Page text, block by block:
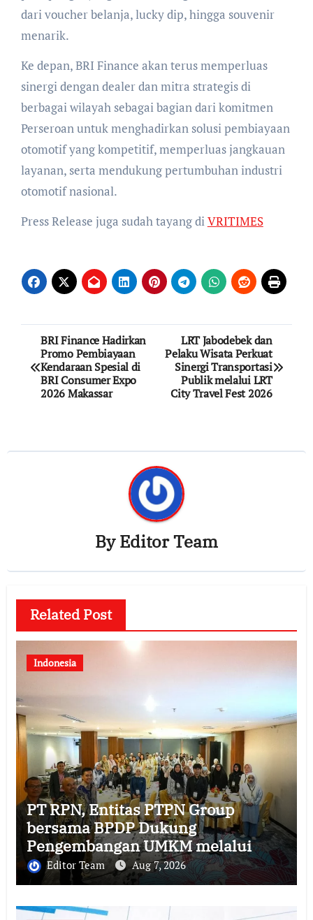
dari voucher belanja, lucky dip, hingga souvenir
menarik.
Ke depan, BRI Finance akan terus memperluas
sinergi dengan dealer dan mitra strategis di
berbagai wilayah sebagai bagian dari komitmen
Perseroan untuk menghadirkan solusi pembiayaan
otomotif yang kompetitif, memperluas jangkauan
layanan, serta mendukung pertumbuhan industri
otomotif nasional.
Press Release juga sudah tayang diVRITIMES
Post
navigation
BRI Finance Hadirkan
Promo Pembiayaan
Kendaraan Spesial di
BRI Consumer Expo
2026 Makassar
LRT Jabodebek dan
Pelaku Wisata Perkuat
Sinergi Transportasi
Publik melalui LRT
City Travel Fest 2026
ByEditor Team
Related Post
Indonesia
PT RPN, Entitas PTPN Group
bersama BPDP Dukung
Pengembangan UMKM melalui
Workshop Pangan Sehat Berbasis
Minyak Sawit
Editor Team Aug 7, 2026